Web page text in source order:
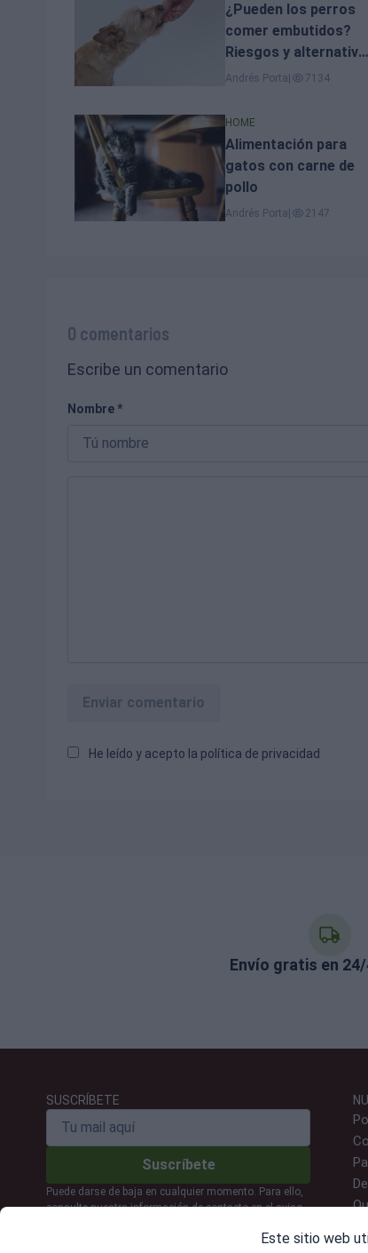
¿Pueden los perros
comer embutidos?
Riesgos y alternativas
seguras
Andrés Porta 7134
HOME
Alimentación para
gatos con carne de
pollo
Andrés Porta 2147
0 comentarios
Escribe un comentario
Nombre *
Enviar comentario
He leído y acepto la política de privacidad
Envío gratis en
SUSCRÍBETE
Suscríbete
Puede darse de baja en cualquier momento. Para ello,
consulte nuestra información de contacto en el aviso
Este sitio web